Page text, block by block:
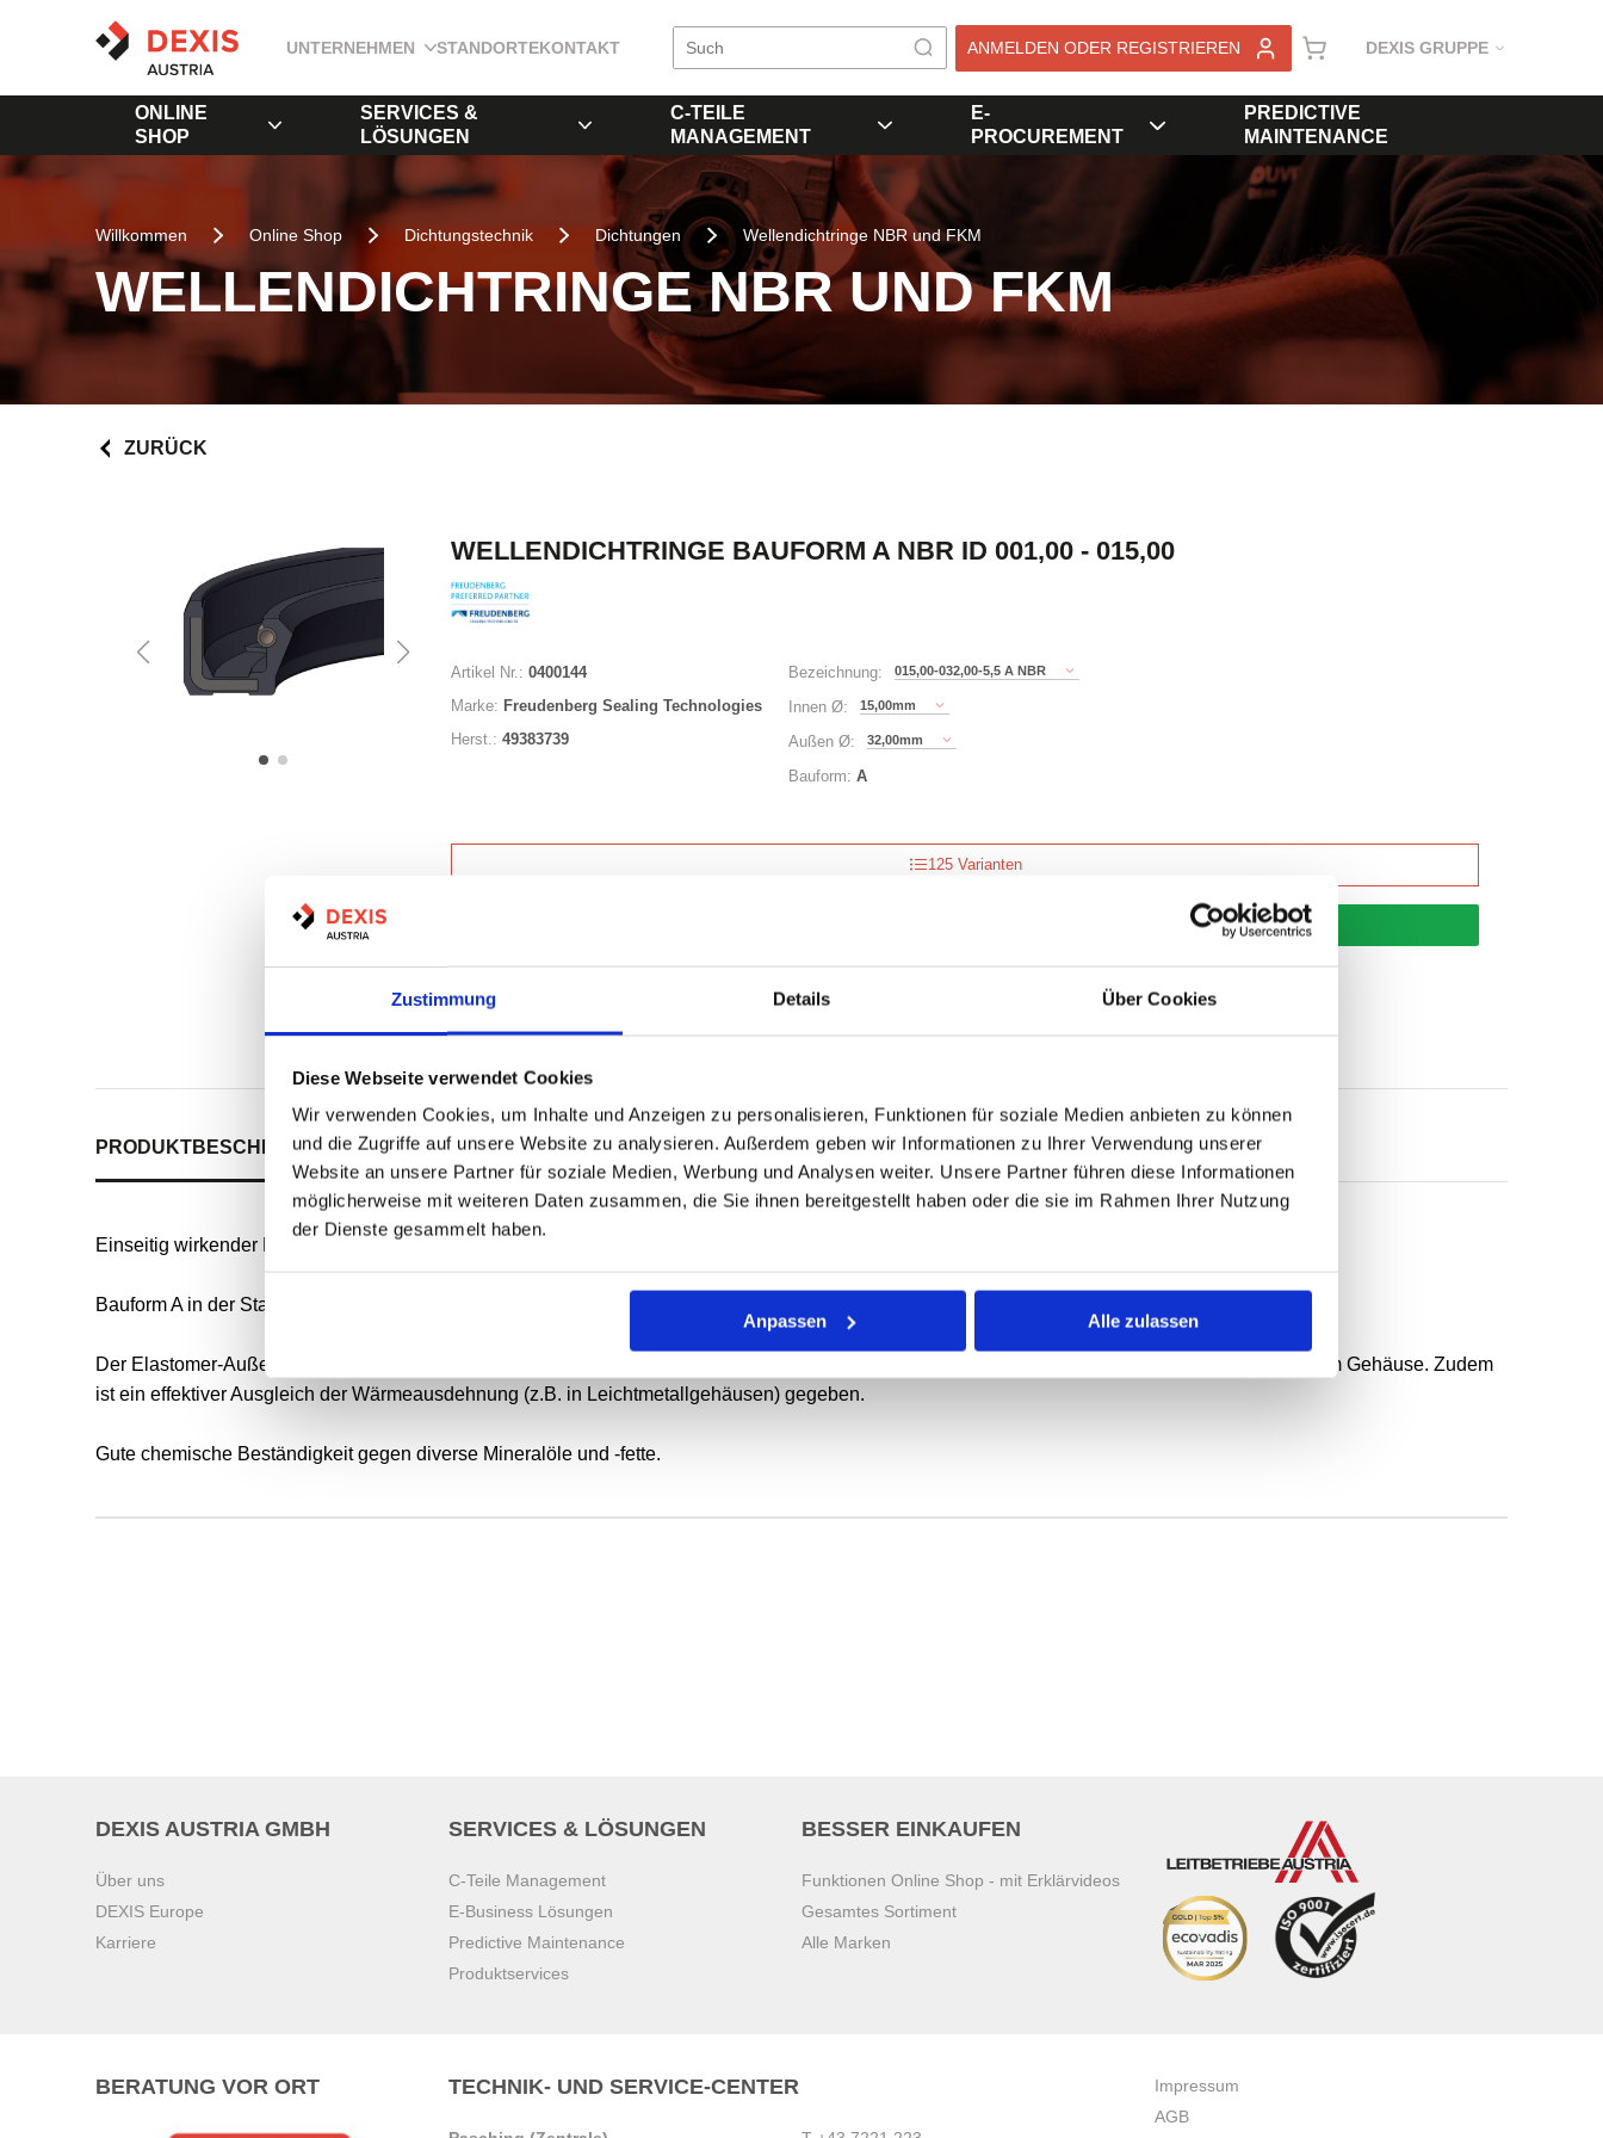
Zustimmung Details Über Cookies
Diese Webseite verwendet Cookies
Wir verwenden Cookies, um Inhalte und Anzeigen zu personalisieren, Funktionen für soziale Medien anbieten zu können
und die Zugriffe auf unsere Website zu analysieren. Außerdem geben wir Informationen zu Ihrer Verwendung unserer
Website an unsere Partner für soziale Medien, Werbung und Analysen weiter. Unsere Partner führen diese Informationen
möglicherweise mit weiteren Daten zusammen, die Sie ihnen bereitgestellt haben oder die sie im Rahmen Ihrer Nutzung
der Dienste gesammelt haben.
Anpassen Alle zulassen
UNTERNEHMEN STANDORTEKONTAKT ANMELDEN ODER REGISTRIEREN DEXIS GRUPPE
ONLINE
SHOP
SERVICES &
LÖSUNGEN
C-TEILE
MANAGEMENT
E-
PROCUREMENT
PREDICTIVE
MAINTENANCE
Willkommen Online Shop Dichtungstechnik Dichtungen Wellendichtringe NBR und FKM
WELLENDICHTRINGE NBR UND FKM
ZURÜCK
WELLENDICHTRINGE BAUFORM A NBR ID 001,00 - 015,00
Artikel Nr.: 0400144
Marke: Freudenberg Sealing Technologies
Herst.: 49383739
Bezeichnung: 015,00-032,00-5,5 A NBR
Innen Ø: 15,00mm
Außen Ø: 32,00mm
Bauform: A
125 Varianten
Lager anzeigen
Print
PRODUKTBESCHREIBUNGALLE SPEZIFIKATIONENVARIANTEN
Einseitig wirkender Radial-Wellendichtring für rotierende oder schwenkbewegte Wellen.
Bauform A in der Standardausführung nach DIN 3760 mit Elastomer-Außenmantel, metallischem Versteifungsring und federunterstützter Dichtlippe.
Der Elastomer-Außenmantel ermöglicht eine gute statische Abdichtung bei dünnflüssigen oder gasförmigen Medien, gröberer Rauheit und geteiltem Gehäuse. Zudem
ist ein effektiver Ausgleich der Wärmeausdehnung (z.B. in Leichtmetallgehäusen) gegeben.
Gute chemische Beständigkeit gegen diverse Mineralöle und -fette.
DEXIS AUSTRIA GMBH
Über uns
DEXIS Europe
Karriere
SERVICES & LÖSUNGEN
C-Teile Management
E-Business Lösungen
Predictive Maintenance
Produktservices
BESSER EINKAUFEN
Funktionen Online Shop - mit Erklärvideos
Gesamtes Sortiment
Alle Marken
BERATUNG VOR ORT TECHNIK- UND SERVICE-CENTER
Impressum
AGB